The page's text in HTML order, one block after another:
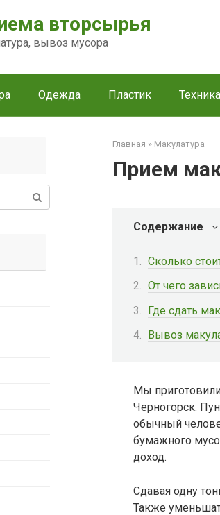
вторсырья
вывоз мусора
Одежда Пластик Техника
Главная » Макулатура
Прием
Содержание
Сколько
От чего
Где сдать
Вывоз
Мы
Черногорск.
обычный
бумажного
доход.
Сдавая одну
Также